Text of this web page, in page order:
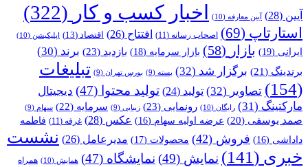
آیین (28) آیین معارفه (10) اخبار کسب و کار (322)
استارتاپ (69) اصحاب رسانه (11) افتتاح (26) اقتصاد (13) اپلیکیشن (10)
ایرانی (19) بازار (58) بازار سرمایه (18) بازدید (23) برند (30)
برندینگ (21) برگزار شد (32) بسته (9) بورس تهران (9)
تبلیغات
(154)
تصاویر (32) تولید (24) تولید محتوا (47)
دیجیتال
مارکتینگ (31) رایگان (10) رونمایی (23) زیبایی (9) سرمایه (22) سهام (9)
صمد یوسفی (20) عرضه اولیه سهام (16) عکس (28) غرفه (11)
فاطمه
داداشی (16) فروش (42) محصولات (17) مدیرعامل (26)
نشست
خبری (141) نمایش (49) نمایشگاه (47) همایش (10) همراه